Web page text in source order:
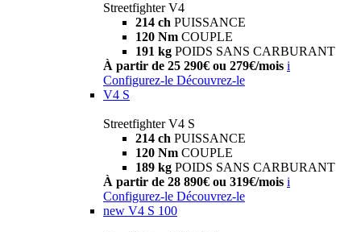
Streetfighter V4
214 ch PUISSANCE
120 Nm COUPLE
191 kg POIDS SANS CARBURANT
À partir de 25 290€ ou 279€/mois i
Configurez-le Découvrez-le
V4 S
Streetfighter V4 S
214 ch PUISSANCE
120 Nm COUPLE
189 kg POIDS SANS CARBURANT
À partir de 28 890€ ou 319€/mois i
Configurez-le Découvrez-le
new V4 S 100